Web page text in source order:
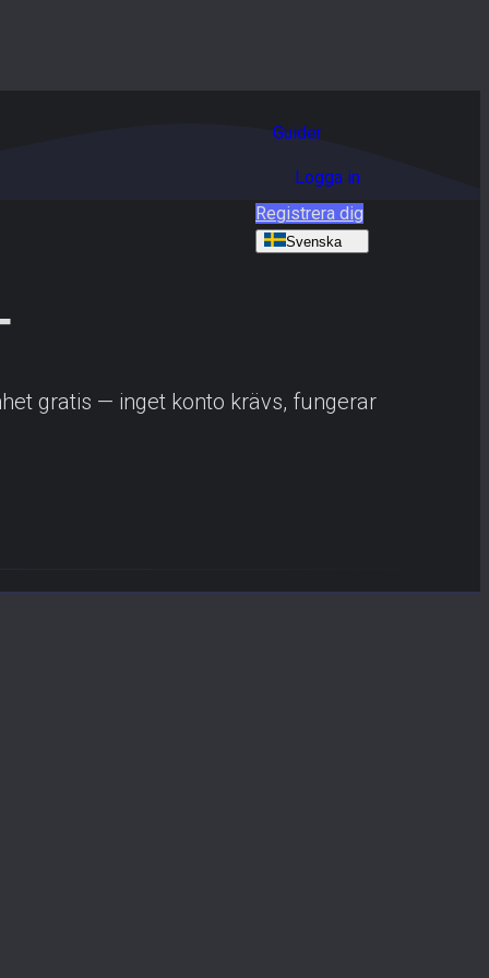
Guider
Logga in
Registrera dig
Svenska
gratis — inget konto krävs, fungerar